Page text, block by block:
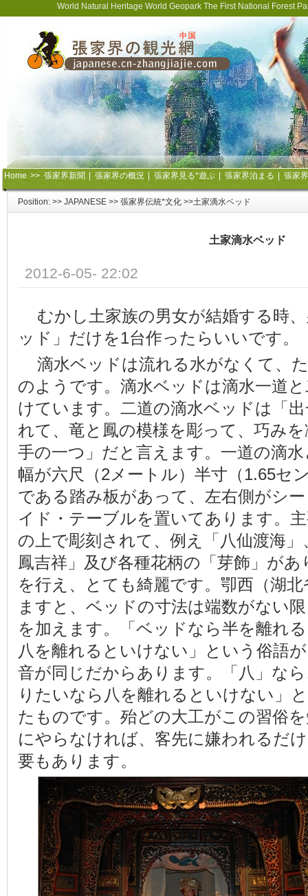
World Natural Heritage World Geopark The First National
Home >> 張家界新聞 張家界の概況 張家界見る*遊ぶ 張家界泊まる 張家
Position: >> JAPANESE >> 張家界伝統*文化 >>土家滴水ベッド
土家滴水ベッド
2012-6-05- 22:02
むかし土家族の男女が結婚する時
ッド」だけを1台作ったらいいです。
滴水ベッドは流れる水がなくて、
のようです。滴水ベッドは滴水一道
けています。二道の滴水ベッドは「
れて、竜と鳳の模様を彫って、巧み
手の一つ」だと言えます。一道の滴
幅が六尺（2メートル）半寸（1.65セ
である踏み板があって、左右側がシ
イド・テーブルを置いてあります。
の上で彫刻されて、例え「八仙渡海
鳳吉祥」及び各種花柄の「芽飾」が
を行え、とても綺麗です。卾西（湖
ますと、ベッドの寸法は端数がない
を加えます。「ベッドなら半を離れ
八を離れるといけない」という俗語
音が同じだからあります。「八」な
りたいなら八を離れるといけない」
たものです。殆どの大工がこの習俗
にやらなければ、客先に嫌われるだ
要もあります。